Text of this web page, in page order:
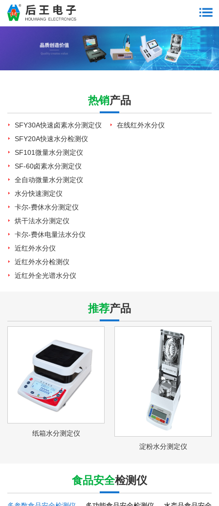
热销产品
SFY30A快速卤素水分测定仪
SFY20A快速水分检测仪
SF101微量水分测定仪
SF-60卤素水分测定仪
全自动微量水分测定仪
水分快速测定仪
卡尔-费休水分测定仪
烘干法水分测定仪
卡尔-费休电量法水分仪
近红外水分仪
近红外水分检测仪
近红外全光谱水分仪
在线红外水分仪
推荐产品
纸箱水分测定仪
淀粉水分测定仪
食品安全检测仪